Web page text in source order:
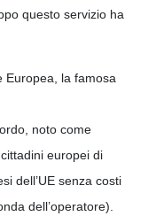
questo servizio ha
Europea, la famosa
noto come
europei di
dell’UE senza costi
dell’operatore).